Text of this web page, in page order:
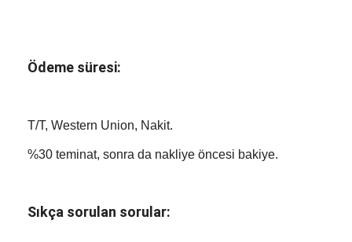
Ödeme süresi:
T/T, Western Union, Nakit.
%30 teminat, sonra da nakliye öncesi bakiye.
Sıkça sorulan sorular: